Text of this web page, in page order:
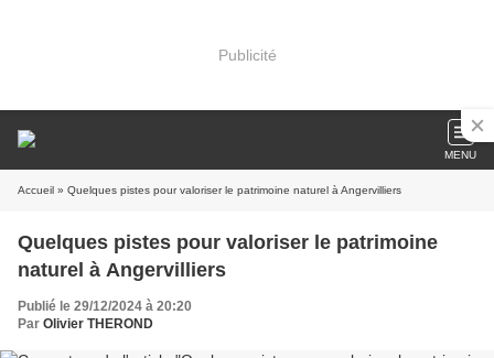
Publicité
MENU
Accueil » Quelques pistes pour valoriser le patrimoine naturel à Angervilliers
Quelques pistes pour valoriser le patrimoine
naturel à Angervilliers
Publié le 29/12/2024 à 20:20
Par Olivier THEROND